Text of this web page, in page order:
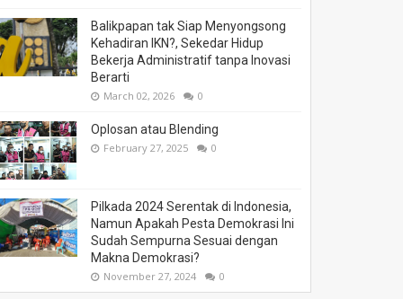
Balikpapan tak Siap Menyongsong
Kehadiran IKN?, Sekedar Hidup
Bekerja Administratif tanpa Inovasi
Berarti
March 02, 2026 0
Oplosan atau Blending
February 27, 2025 0
Pilkada 2024 Serentak di Indonesia,
Namun Apakah Pesta Demokrasi Ini
Sudah Sempurna Sesuai dengan
Makna Demokrasi?
November 27, 2024 0